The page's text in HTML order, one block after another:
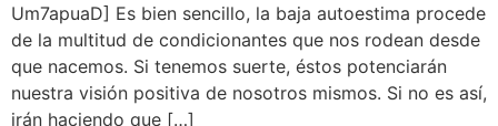
Um7apuaD] Es bien sencillo, la baja autoestima procede
de la multitud de condicionantes que nos rodean desde
que nacemos. Si tenemos suerte, éstos potenciarán
nuestra visión positiva de nosotros mismos. Si no es así,
irán haciendo que […]